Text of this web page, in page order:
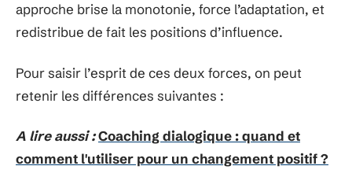
approche brise la monotonie, force l’adaptation, et
redistribue de fait les positions d’influence.
Pour saisir l’esprit de ces deux forces, on peut
retenir les différences suivantes :
A lire aussi :Coaching dialogique : quand et
comment l'utiliser pour un changement positif ?